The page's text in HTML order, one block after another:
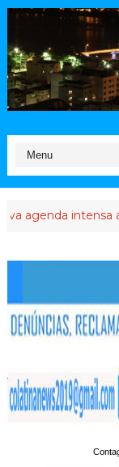
intensa ao